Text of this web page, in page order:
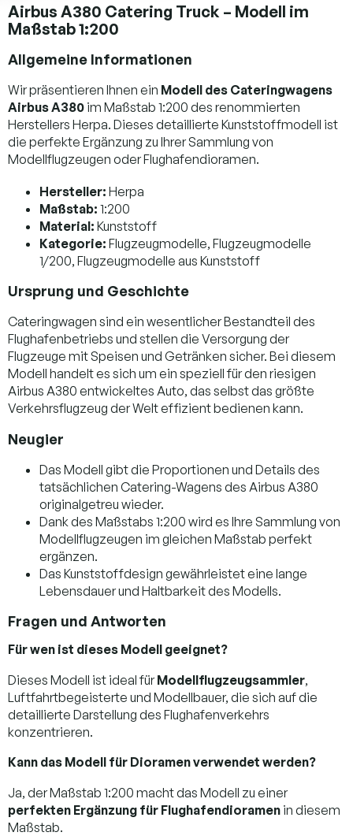
Airbus A380 Catering Truck – Modell im
Maßstab 1:200
Allgemeine Informationen
Wir präsentieren Ihnen ein Modell des Cateringwagens
Airbus A380 im Maßstab 1:200 des renommierten
Herstellers Herpa. Dieses detaillierte Kunststoffmodell ist
die perfekte Ergänzung zu Ihrer Sammlung von
Modellflugzeugen oder Flughafendioramen.
Hersteller: Herpa
Maßstab: 1:200
Material: Kunststoff
Kategorie: Flugzeugmodelle, Flugzeugmodelle
1/200, Flugzeugmodelle aus Kunststoff
Ursprung und Geschichte
Cateringwagen sind ein wesentlicher Bestandteil des
Flughafenbetriebs und stellen die Versorgung der
Flugzeuge mit Speisen und Getränken sicher. Bei diesem
Modell handelt es sich um ein speziell für den riesigen
Airbus A380 entwickeltes Auto, das selbst das größte
Verkehrsflugzeug der Welt effizient bedienen kann.
Neugier
Das Modell gibt die Proportionen und Details des
tatsächlichen Catering-Wagens des Airbus A380
originalgetreu wieder.
Dank des Maßstabs 1:200 wird es Ihre Sammlung von
Modellflugzeugen im gleichen Maßstab perfekt
ergänzen.
Das Kunststoffdesign gewährleistet eine lange
Lebensdauer und Haltbarkeit des Modells.
Fragen und Antworten
Für wen ist dieses Modell geeignet?
Dieses Modell ist ideal fürModellflugzeugsammler,
Luftfahrtbegeisterte und Modellbauer, die sich auf die
detaillierte Darstellung des Flughafenverkehrs
konzentrieren.
Kann das Modell für Dioramen verwendet werden?
Ja, der Maßstab 1:200 macht das Modell zu einer
perfekten Ergänzung für Flughafendioramen in diesem
Maßstab.